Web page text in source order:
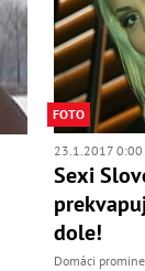
FOTO
23.1.2017 0:00
Sexi
dole!
Domáci